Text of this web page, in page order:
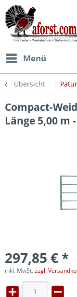
Menü
Übersicht
Compact-
Länge 5,00 m
297,85 € *
inkl. MwSt.zzgl.